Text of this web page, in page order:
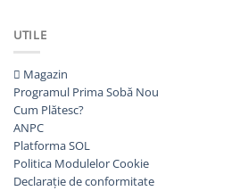
UTILE
Magazin
Programul Prima Sobă
Cum Plătesc?
ANPC
Platforma SOL
Politica Modulelor Cookie
Declarație de conformitate